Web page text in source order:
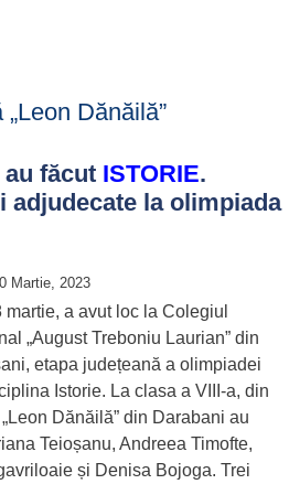
Dănăilă”
făcut ISTORIE.
adjudecate la olimpiada
Martie, 2023
martie, a avut loc la Colegiul
„August Treboniu Laurian” din
etapa județeană a olimpiadei
Istorie. La clasa a VIII-a, din
Dănăilă” din Darabani au
Teioșanu, Andreea Timofte,
și Denisa Bojoga. Trei